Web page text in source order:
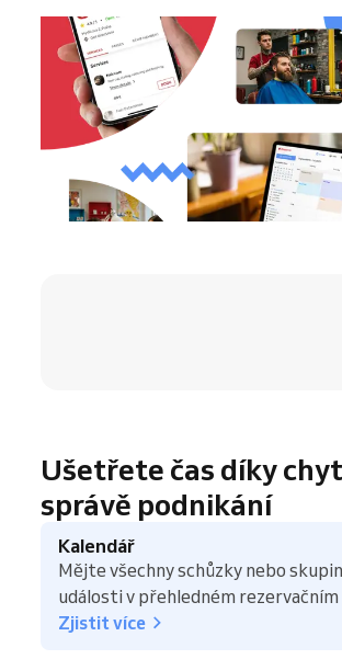
Ušetřete čas díky
správě podnikání
Kalendář
Mějte všechny schůzky nebo
události v přehledném rezervačním
Zjistit více